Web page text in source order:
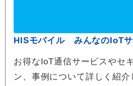
HISモバイル みんなのIoTサ
お得なIoT通信サービスやセ
ン、事例について詳しく紹